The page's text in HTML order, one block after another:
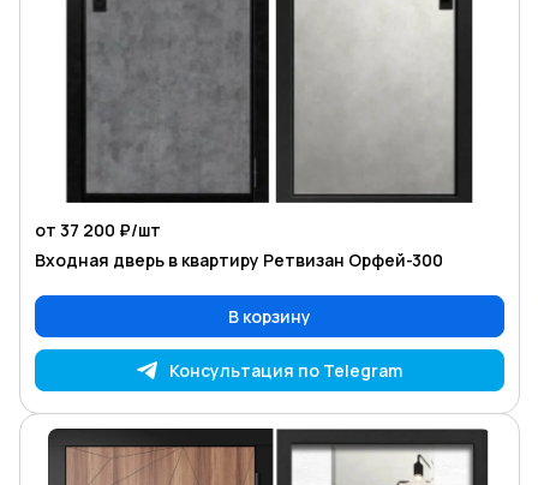
от 37 200 ₽/шт
Входная дверь в квартиру Ретвизан Орфей-300
В корзину
Консультация по Telegram